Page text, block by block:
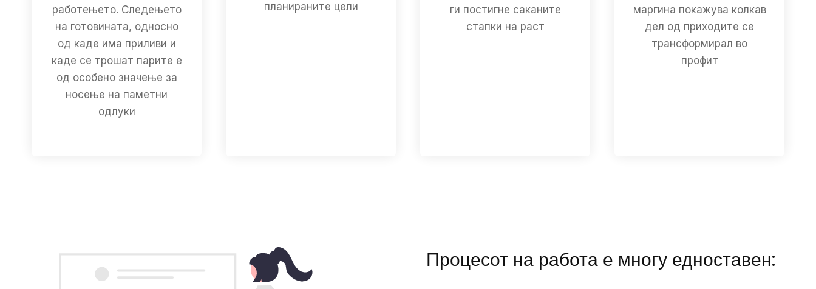
работењето. Следењето
на готовината, односно
од каде има приливи и
каде се трошат парите е
од особено значење за
носење на паметни
одлуки
планираните цели
ги постигне саканите
стапки на раст
маргина покажува колкав
дел од приходите се
трансформирал во
профит
Процесот на работа е многу едноставен: